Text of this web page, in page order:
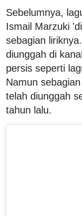
Sebelumnya,
Ismail Marzuki
sebagian
diunggah di
persis seperti
Namun
telah diunggah
tahun lalu.